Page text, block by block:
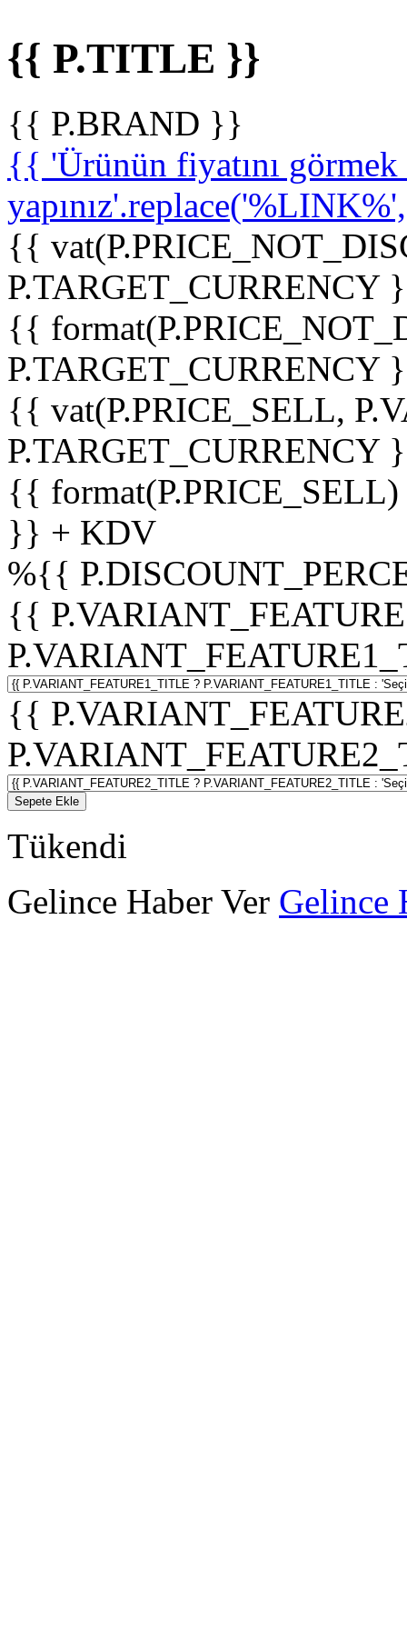
{{ P.TITLE }}
{{ P.BRAND }}
{{ 'Ürünün fiyatını
{{
P.TARGET_CURRENCY
{{
P.TARGET_CURRENCY
{{ vat(P.PRICE_SELL,
P.TARGET_CURRENCY
{{
}} + KDV
%{{
{{
{{
Sepete Ekle
Tükendi
Gelince Haber Ver Gelince